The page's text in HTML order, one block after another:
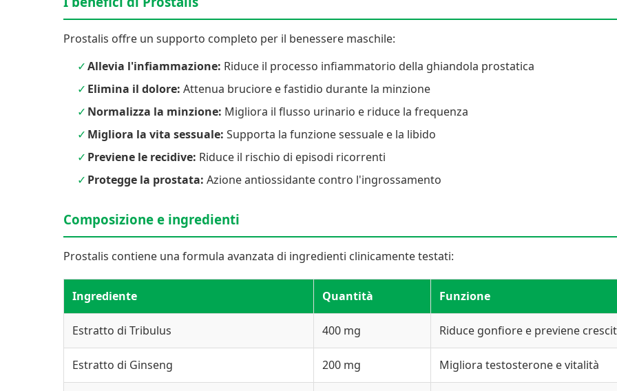
Prostalis offre un supporto completo per il benessere maschile:
Allevia l'infiammazione: Riduce il processo infiammatorio della ghiandola prostatica
Elimina il dolore: Attenua bruciore e fastidio durante la minzione
Normalizza la minzione: Migliora il flusso urinario e riduce la frequenza
Migliora la vita sessuale: Supporta la funzione sessuale e la libido
Previene le recidive: Riduce il rischio di episodi ricorrenti
Protegge la prostata: Azione antiossidante contro l'ingrossamento
Composizione e ingredienti
Prostalis contiene una formula avanzata di ingredienti clinicamente testati:
Ingrediente Quantità Funzione
Estratto di Tribulus 400 mg Riduce gonfiore e previene
Estratto di Ginseng 200 mg Migliora testosterone e vitalità